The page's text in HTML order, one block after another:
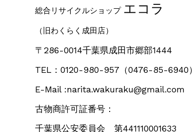
総合リサイクルショップ エコラ
（旧わくらく成田店）
〒286-0014千葉県成田市郷部1444
TEL：0120-980-957 （0476-85-6940）
E-Mail :narita.wakuraku@gmail.com
古物商許可証番号：
千葉県公安委員会 第441110001633